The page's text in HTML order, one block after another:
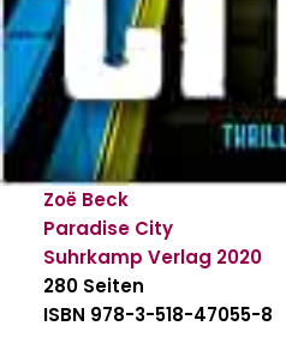
Zoë Beck
Paradise City
Suhrkamp Verlag 2020
280 Seiten
ISBN 978-3-518-47055-8